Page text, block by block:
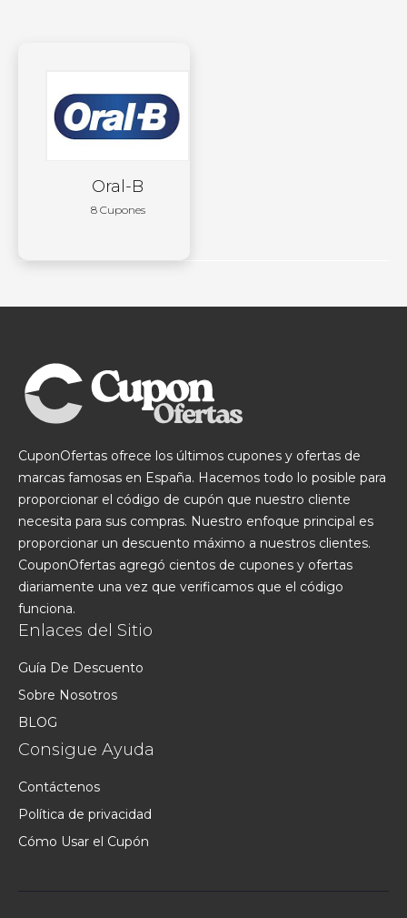
Oral-B
8 Cupones
CuponOfertas ofrece los últimos cupones y ofertas de
marcas famosas en España. Hacemos todo lo posible para
proporcionar el código de cupón que nuestro cliente
necesita para sus compras. Nuestro enfoque principal es
proporcionar un descuento máximo a nuestros clientes.
CouponOfertas agregó cientos de cupones y ofertas
diariamente una vez que verificamos que el código
funciona.
Enlaces del Sitio
Guía De Descuento
Sobre Nosotros
BLOG
Consigue Ayuda
Contáctenos
Política de privacidad
Cómo Usar el Cupón